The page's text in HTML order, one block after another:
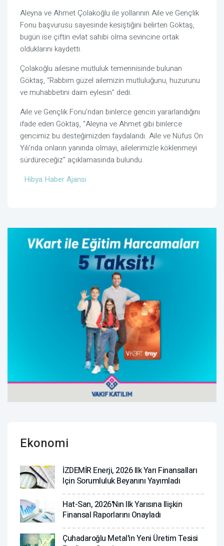
Aleyna ve Ahmet Çolakoğlu ile yollarının Aile ve Gençlik
Fonu başvurusu sayesinde kesiştiğini belirten Göktaş,
bugün ise çiftin evlat sahibi olma sevincine ortak
olduklarını kaydetti.
Çolakoğlu ailesine mutluluk temennisinde bulunan
Göktaş, “Rabbim güzel ailemizin mutluluğunu, huzurunu
ve muhabbetini daim eylesin” dedi.
Aile ve Gençlik Fonu’ndan binlerce gencin yararlandığını
ifade eden Göktaş, “Aleyna ve Ahmet gibi binlerce
gencimiz bu desteğimizden faydalandı. Aile ve Nüfus On
Yılı’nda onların yanında olmayı, ailelerimizle köklenmeyi
sürdüreceğiz” açıklamasında bulundu.
Hibya Haber Ajansı
Ekonomi
İZDEMİR Enerji, 2026 Ilk Yarı Finansalları
Için Sorumluluk Beyanını Yayımladı
Hat-San, 2026'nın Ilk Yarısına Ilişkin
Finansal Raporlarını Onayladı
Çuhadaroğlu Metal'in Yeni Üretim Tesisi